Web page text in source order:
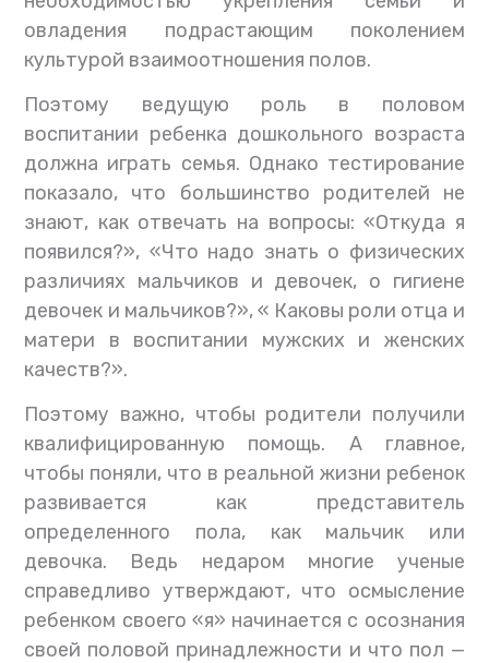
овладения подрастающим поколением
культурой взаимоотношения полов.
Поэтому ведущую роль в половом
воспитании ребенка дошкольного возраста
должна играть семья. Однако тестирование
показало, что большинство родителей не
знают, как отвечать на вопросы: «Откуда я
появился?», «Что надо знать о физических
различиях мальчиков и девочек, о гигиене
девочек и мальчиков?», « Каковы роли отца и
матери в воспитании мужских и женских
качеств?».
Поэтому важно, чтобы родители получили
квалифицированную помощь. А главное,
чтобы поняли, что в реальной жизни ребенок
развивается как представитель
определенного пола, как мальчик или
девочка. Ведь недаром многие ученые
справедливо утверждают, что осмысление
ребенком своего «я» начинается с осознания
своей половой принадлежности и что пол —